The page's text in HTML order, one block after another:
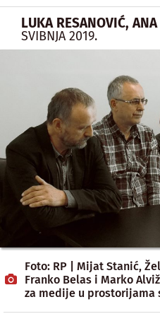
LUKA RESANOVIĆ,
SVIBNJA 2019.
Foto: RP | Mijat Stanić,
Franko Belas i Marko
za medije u prostorijama